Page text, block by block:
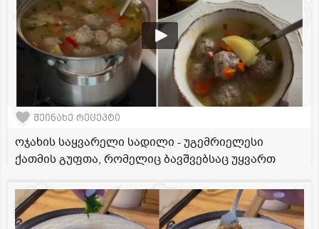
შეინახე რეცეპტი
ოჯახის საყვარელი სადილი - უგემრიელესი
ქათმის გუფთა, რომელიც ბავშვებსაც უყვართ